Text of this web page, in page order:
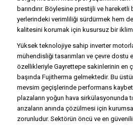
barındırır. Böylesine prestijli ve
yerlerindeki verimliliği sürdürmek hem
kalitesini korumak için kusursuz bir
Yüksek teknolojiye sahip inverter
mühendisliği tasarımları ve çevre dostu
özellikleriyle Gayrettepe sakinlerinin en
başında Fujitherma gelmektedir. Bu
mevsim geçişlerinde performans
plazaların yoğun hava sirkülasyonunda
arızaların anında çözülmesi için
zorunludur. Sektörün öncü ve en